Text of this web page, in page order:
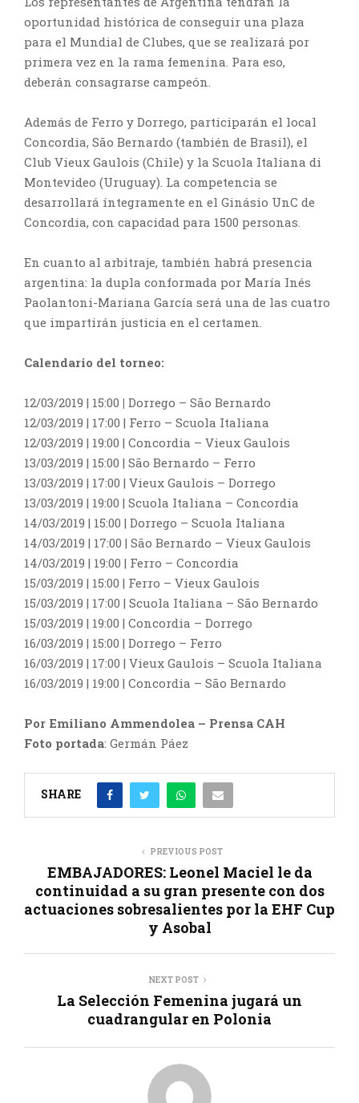
oportunidad histórica de conseguir una plaza
para el Mundial de Clubes, que se realizará por
primera vez en la rama femenina. Para eso,
deberán consagrarse campeón.
Además de Ferro y Dorrego, participarán el local
Concordia, São Bernardo (también de Brasil), el
Club Vieux Gaulois (Chile) y la Scuola Italiana di
Montevideo (Uruguay). La competencia se
desarrollará íntegramente en el Ginásio UnC de
Concordia, con capacidad para 1500 personas.
En cuanto al arbitraje, también habrá presencia
argentina: la dupla conformada por María Inés
Paolantoni-Mariana García será una de las cuatro
que impartirán justicia en el certamen.
Calendario del torneo:
12/03/2019 | 15:00 | Dorrego – São Bernardo
12/03/2019 | 17:00 | Ferro – Scuola Italiana
12/03/2019 | 19:00 | Concordia – Vieux Gaulois
13/03/2019 | 15:00 | São Bernardo – Ferro
13/03/2019 | 17:00 | Vieux Gaulois – Dorrego
13/03/2019 | 19:00 | Scuola Italiana – Concordia
14/03/2019 | 15:00 | Dorrego – Scuola Italiana
14/03/2019 | 17:00 | São Bernardo – Vieux Gaulois
14/03/2019 | 19:00 | Ferro – Concordia
15/03/2019 | 15:00 | Ferro – Vieux Gaulois
15/03/2019 | 17:00 | Scuola Italiana – São Bernardo
15/03/2019 | 19:00 | Concordia – Dorrego
16/03/2019 | 15:00 | Dorrego – Ferro
16/03/2019 | 17:00 | Vieux Gaulois – Scuola Italiana
16/03/2019 | 19:00 | Concordia – São Bernardo
Por Emiliano Ammendolea – Prensa CAH
Foto portada: Germán Páez
SHARE
PREVIOUS POST
EMBAJADORES: Leonel Maciel le da
continuidad a su gran presente con dos
actuaciones sobresalientes por la EHF Cup
y Asobal
NEXT POST
La Selección Femenina jugará un
cuadrangular en Polonia